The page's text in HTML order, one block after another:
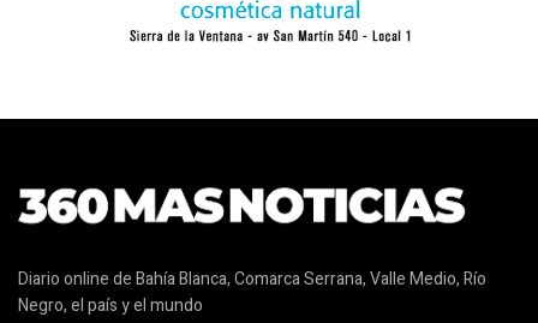
Diario online de Bahía Blanca, Comarca Serrana, Valle Medio, Río
Negro, el país y el mundo